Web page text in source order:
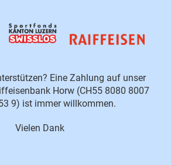
Eine Zahlung auf unser
Horw (CH55 8080 8007
9) ist immer willkommen.
Vielen Dank